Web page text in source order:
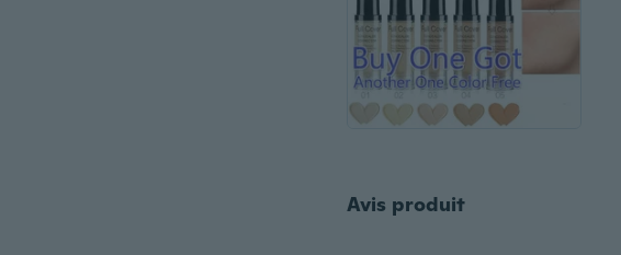
Avis produit